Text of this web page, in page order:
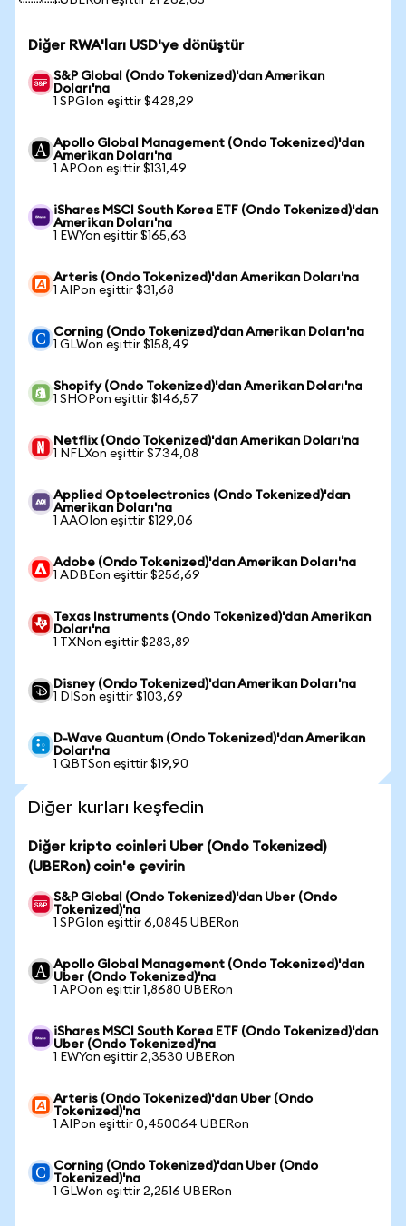
Diğer RWA'ları USD'ye dönüştür
S&P Global (Ondo Tokenized)'dan Amerikan
Doları'na
1 SPGIon eşittir $428,29
Apollo Global Management (Ondo Tokenized)'dan
Amerikan Doları'na
1 APOon eşittir $131,49
iShares MSCI South Korea ETF (Ondo Tokenized)'dan
Amerikan Doları'na
1 EWYon eşittir $165,63
Arteris (Ondo Tokenized)'dan Amerikan Doları'na
1 AIPon eşittir $31,68
Corning (Ondo Tokenized)'dan Amerikan Doları'na
1 GLWon eşittir $158,49
Shopify (Ondo Tokenized)'dan Amerikan Doları'na
1 SHOPon eşittir $146,57
Netflix (Ondo Tokenized)'dan Amerikan Doları'na
1 NFLXon eşittir $734,08
Applied Optoelectronics (Ondo Tokenized)'dan
Amerikan Doları'na
1 AAOIon eşittir $129,06
Adobe (Ondo Tokenized)'dan Amerikan Doları'na
1 ADBEon eşittir $256,69
Texas Instruments (Ondo Tokenized)'dan Amerikan
Doları'na
1 TXNon eşittir $283,89
Disney (Ondo Tokenized)'dan Amerikan Doları'na
1 DISon eşittir $103,69
D-Wave Quantum (Ondo Tokenized)'dan Amerikan
Doları'na
1 QBTSon eşittir $19,90
Diğer kurları keşfedin
Diğer kripto coinleri Uber (Ondo Tokenized)
(UBERon) coin'e çevirin
S&P Global (Ondo Tokenized)'dan Uber (Ondo
Tokenized)'na
1 SPGIon eşittir 6,0845 UBERon
Apollo Global Management (Ondo Tokenized)'dan
Uber (Ondo Tokenized)'na
1 APOon eşittir 1,8680 UBERon
iShares MSCI South Korea ETF (Ondo Tokenized)'dan
Uber (Ondo Tokenized)'na
1 EWYon eşittir 2,3530 UBERon
Arteris (Ondo Tokenized)'dan Uber (Ondo
Tokenized)'na
1 AIPon eşittir 0,450064 UBERon
Corning (Ondo Tokenized)'dan Uber (Ondo
Tokenized)'na
1 GLWon eşittir 2,2516 UBERon